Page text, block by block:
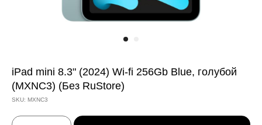
iPad mini 8.3" (2024) Wi-fi 256Gb Blue, голубой
(MXNC3) (Без RuStore)
SKU: MXNC3